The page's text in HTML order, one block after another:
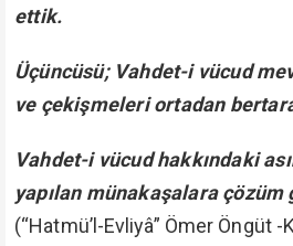
ettik.
Üçüncüsü; Vahdet-i vücud
ve çekişmeleri ortadan
Vahdet-i vücud hakkındaki
yapılan münakaşalara çözüm
(“Hatmü’l-Evliyâ” Ömer Öngüt -